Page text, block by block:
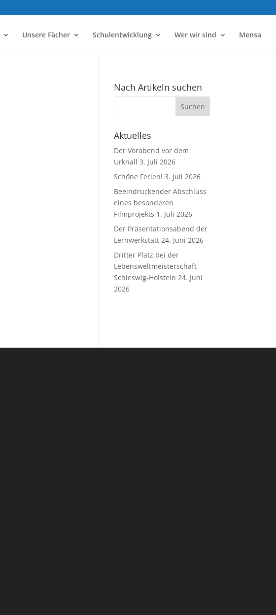
Unsere Fächer Schulentwicklung Wer wir sind Mensa
Nach Artikeln suchen
Aktuelles
Der Vorabend vor dem
Urknall 3. Juli 2026
Schöne Ferien! 3. Juli 2026
Beeindruckender Abschluss
eines besonderen
Filmprojekts 1. Juli 2026
Der Präsentationsabend der
Lernwerkstatt 24. Juni 2026
Dritter Platz bei der
Lebensweltmeisterschaft
Schleswig-Holstein 24. Juni
2026